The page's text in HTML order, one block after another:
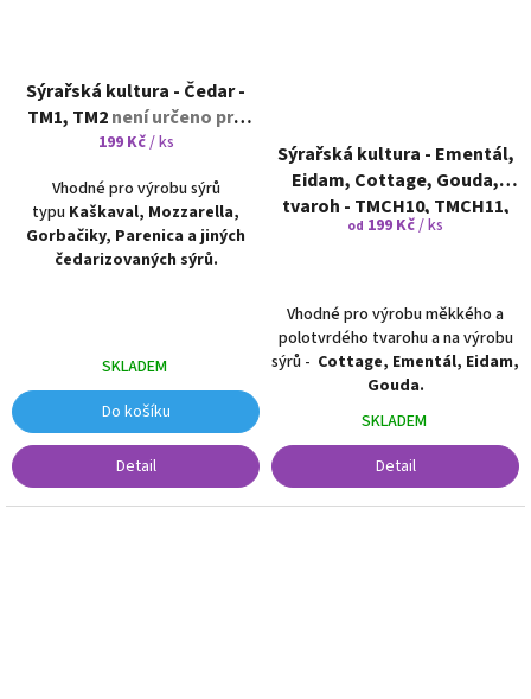
Sýrařská kultura - Čedar -
ТМ1, ТМ2není určeno pro
domácí výrobu
199 Kč/ ks
Vhodné pro výrobu sýrů
typu Kaškaval, Mozzarella,
Gorbačiky, Parenica a jiných
čedarizovaných sýrů.
SKLADEM
Do košíku
Detail
Sýrařská kultura - Ementál,
Eidam, Cottage, Gouda,
tvaroh - TMCH10, TMСH11,
TMСH12 není určeno pro
od 199 Kč/ ks
Vhodné pro výrobu měkkého a
polotvrdého tvarohu a na výrobu
sýrů - Cottage, Ementál, Eidam,
Gouda.
SKLADEM
Detail